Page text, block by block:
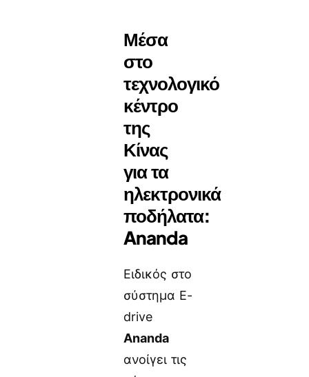
Μέσα
στο
τεχνολογικό
κέντρο
της
Κίνας
για τα
ηλεκτρονικά
ποδήλατα:
Ananda
Ειδικός στο
σύστημα E-
drive
Ananda
ανοίγει τις